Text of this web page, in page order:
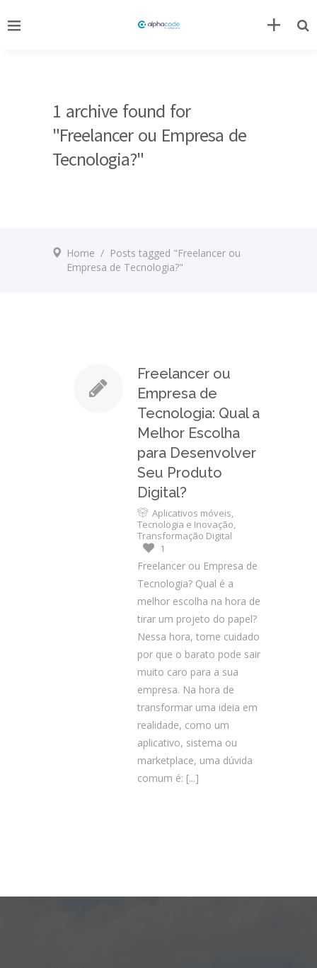
1 archive found for
"Freelancer ou Empresa de
Tecnologia?"
Home / Posts tagged "Freelancer ou
Empresa de Tecnologia?"
Freelancer ou
Empresa de
Tecnologia: Qual a
Melhor Escolha
para Desenvolver
Seu Produto
Digital?
Aplicativos móveis,
Tecnologia e Inovação,
Transformação Digital
1
Freelancer ou Empresa de
Tecnologia? Qual é a
melhor escolha na hora de
tirar um projeto do papel?
Nessa hora, tome cuidado
por que o barato pode sair
muito caro para a sua
empresa. Na hora de
transformar uma ideia em
realidade, como um
aplicativo, sistema ou
marketplace, uma dúvida
comum é: [...]